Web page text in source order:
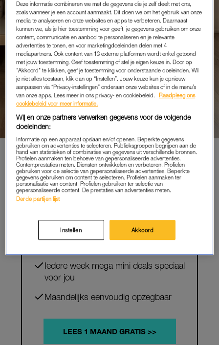
MEGA-MINI-DEAL
DIT IS DE MOOISTE EN
GAAT VINDEN EN WIJ
MOGEN 'M CADEAU DOEN
PREMIUM
VERDER LEZEN?
artikelen
Iedere week mega mini deals speciaal
voor jou
Maandelijks eenvoudig opzegbaar
LEES 1 MAAND GRATIS >>
Deze informatie combineren we met de gegevens die je zelf deelt met ons,
zoals wanneer je een account aanmaakt. Dit doen we om het gebruik van onze
media te analyseren en onze websites en apps te verbeteren. Daarnaast
kunnen we, als je hier toestemming voor geeft, je gegevens gebruiken om onze
content, communicatie en aanbod te personaliseren en je relevante
advertenties te tonen, en voor marketingdoeleinden delen met 4
mediapartners. Ook content van 13 externe platformen wordt enkel getoond
met jouw toestemming. Geef toestemming of stel je eigen keuze in. Door op
"Akkoord" te klikken, geef je toestemming voor onderstaande doeleinden. Wil
je niet alles toestaan, klik dan op “Instellen”. Jouw keuze kun je opnieuw
aanpassen via “Privacy-instellingen” onderaan onze websites of in de menu’s
van onze apps. Lees meer in ons privacy- en cookiebeleid.
Raadpleeg ons
cookiebeleid voor meer informatie.
Wij en onze partners verwerken gegevens voor de volgende
doeleinden:
Informatie op een apparaat opslaan en/of openen. Beperkte gegevens
gebruiken om advertenties te selecteren. Publieksgroepen begrijpen aan de
hand van statistieken of combinaties van gegevens uit verschillende bronnen.
Profielen aanmaken ten behoeve van gepersonaliseerde advertenties.
Contentprestaties meten. Diensten ontwikkelen en verbeteren. Profielen
gebruiken voor de selectie van gepersonaliseerde advertenties. Beperkte
gegevens gebruiken om content te selecteren. Profielen aanmaken ter
personalisatie van content. Profielen gebruiken ter selectie van
gepersonaliseerde content. De prestaties van advertenties meten.
Derde partijen lijst
Instellen Akkoord